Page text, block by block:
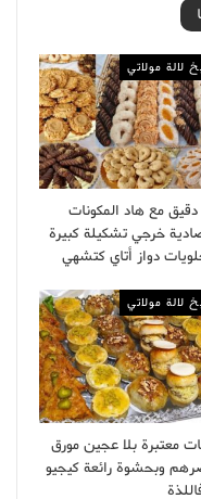
لالة مولاتي
دقيق مع هاد المكونات
خرجي تشكيلة كبيرة
دواز أتاي كتشهي
لالة مولاتي
معتبرة بلا عجين مورق
وبحشوة رائعة كيجيو